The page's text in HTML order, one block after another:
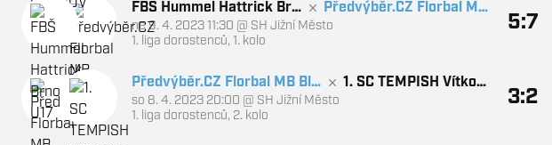
FBŠ Hummel Hattrick Brn
o U17
Předvýběr.CZ Florbal MB
Black
ne 9. 4. 2023 11:30 @ SH Jižní Město
1. liga dorostenců, 1. kolo
5:7
Předvýběr.CZ Florbal MB Bla
ck
1. SC TEMPISH Vítkovi
so 8. 4. 2023 20:00 @ SH Jižní Město
1. liga dorostenců, 2. kolo
3:2